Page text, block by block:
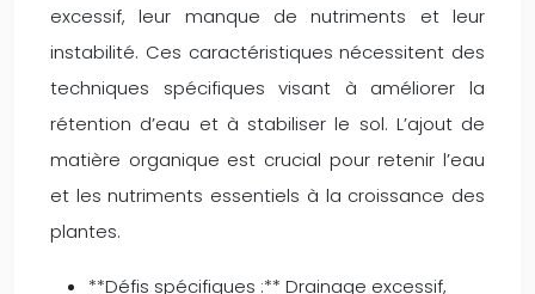
excessif, leur manque de nutriments et leur
instabilité. Ces caractéristiques nécessitent des
techniques spécifiques visant à améliorer la
rétention d’eau et à stabiliser le sol. L’ajout de
matière organique est crucial pour retenir l’eau
et les nutriments essentiels à la croissance des
plantes.
**Défis spécifiques :** Drainage excessif,